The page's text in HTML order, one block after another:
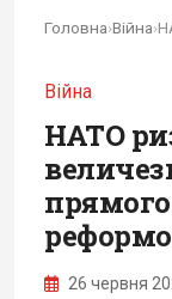
Головна›Війна›
Війна
НАТО
26 червня